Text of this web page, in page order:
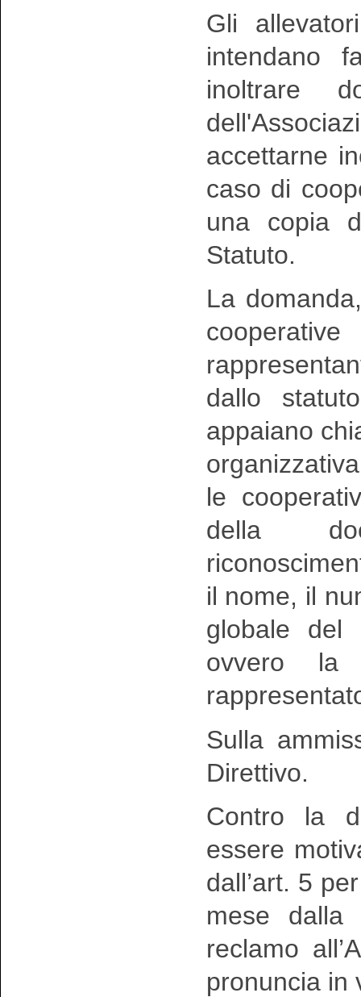
Gli
intendano
inoltrare
accettarne
caso di
una copia
Statuto.
La
dallo
appaiano
le
della
il nome, il
globale del
ovvero la
Sulla
Direttivo.
Contro la
essere
dall’art. 5
mese dalla
reclamo
pronuncia in